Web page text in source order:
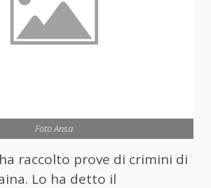
Foto Ansa
raccolto prove di crimini di
Lo ha detto il